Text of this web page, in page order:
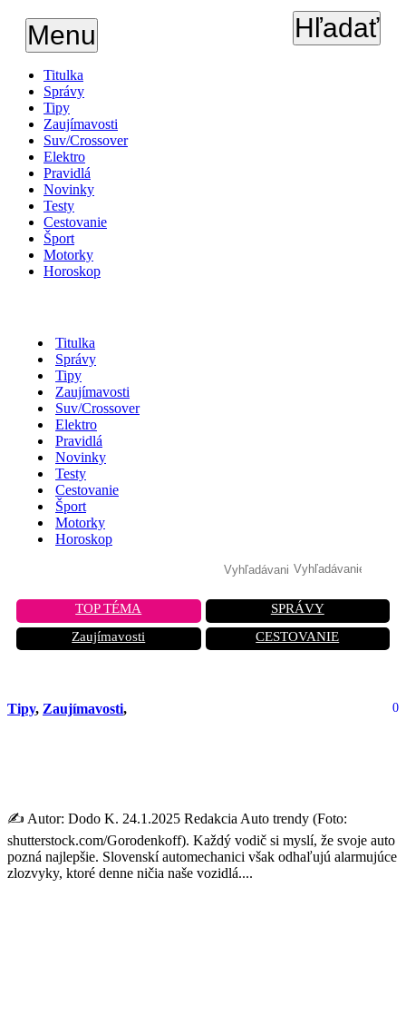
Menu Hľadať
Titulka
Správy
Tipy
Zaujímavosti
Suv/Crossover
Elektro
Pravidlá
Novinky
Testy
Cestovanie
Šport
Motorky
Horoskop
Titulka
Správy
Tipy
Zaujímavosti
Suv/Crossover
Elektro
Pravidlá
Novinky
Testy
Cestovanie
Šport
Motorky
Horoskop
TOP TÉMA
SPRÁVY
Zaujímavosti
CESTOVANIE
Tipy, Zaujímavosti, 0
✍️ Autor: Dodo K. 24.1.2025 Redakcia Auto trendy (Foto:
shutterstock.com/Gorodenkoff). Každý vodič si myslí, že svoje auto
pozná najlepšie. Slovenskí automechanici však odhaľujú alarmujúce
zlozvyky, ktoré denne ničia naše vozidlá....